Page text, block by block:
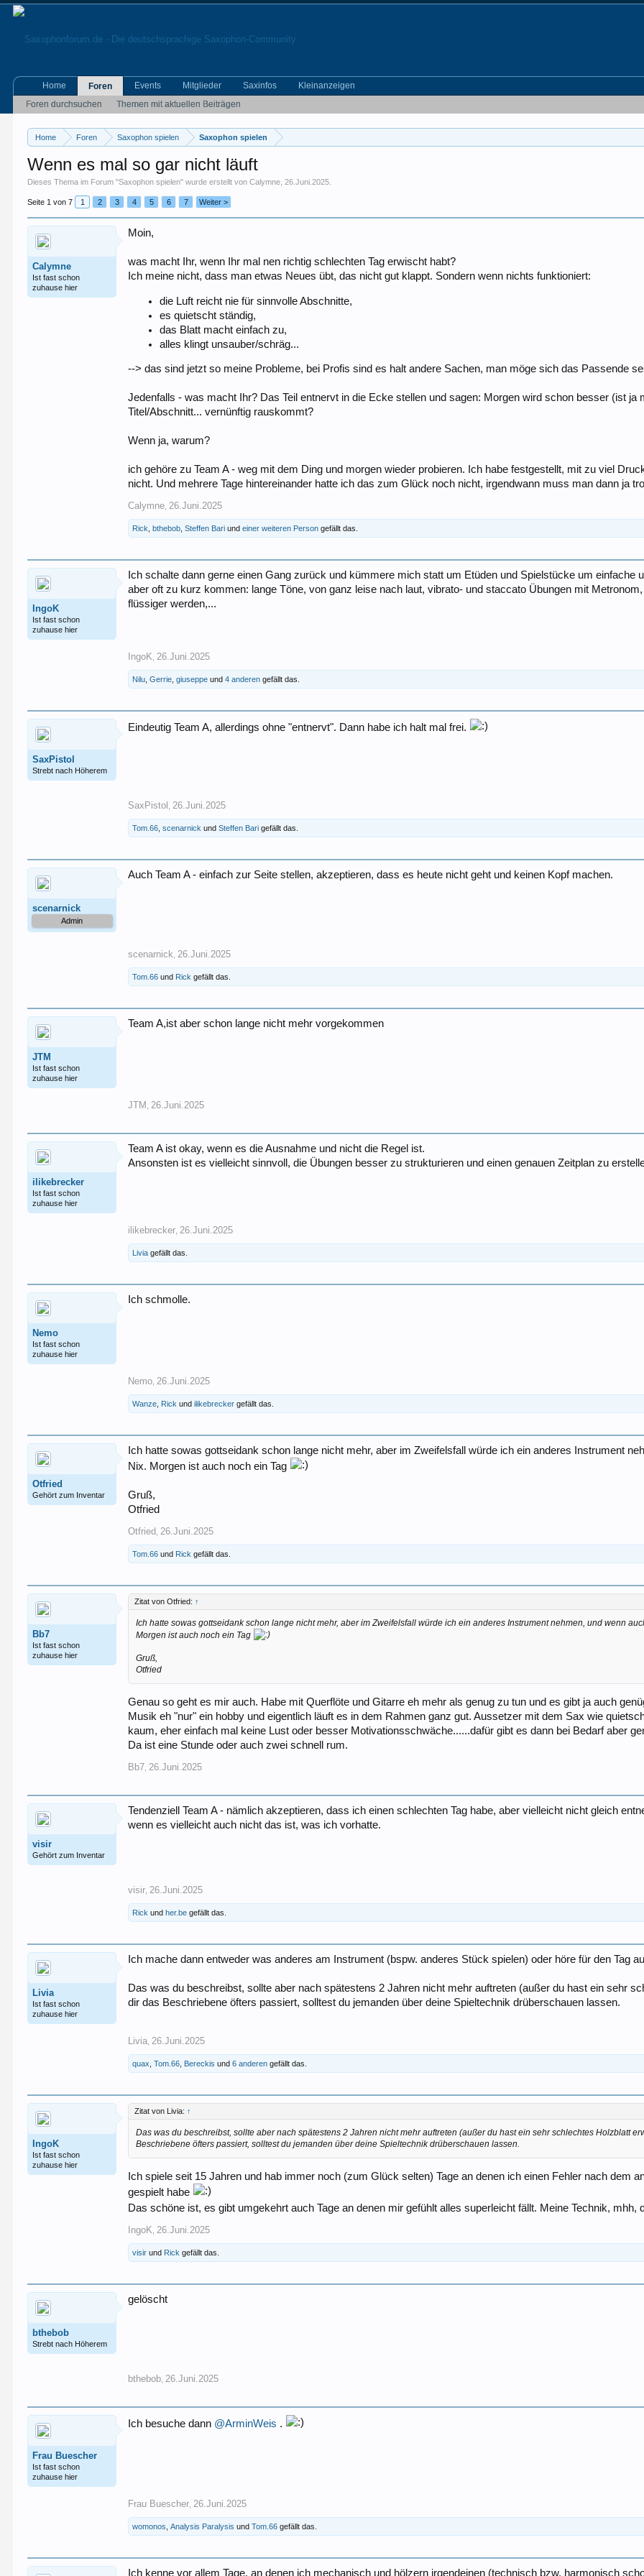
Home Foren Saxophon spielen Saxophon spielen
Wenn es mal so gar nicht läuft
Dieses Thema im Forum "Saxophon spielen" wurde erstellt vonCalymne ,26.Juni.2025
Seite 1 von 7 1 2 3 4 5 6 7 Weiter >
Calymne
Ist fast schon
zuhause hier
Moin,
was macht Ihr, wenn Ihr mal nen richtig schlechten Tag erwischt habt?
Ich meine nicht, dass man etwas Neues übt, das nicht gut klappt. Sondern wenn nichts funktioniert:
die Luft reicht nie für sinnvolle Abschnitte,
es quietscht ständig,
das Blatt macht einfach zu,
alles klingt unsauber/schräg...
--> das sind jetzt so meine Probleme, bei Profis sind es halt andere Sachen, man möge sich das Passende
Jedenfalls - was macht Ihr? Das Teil entnervt in die Ecke stellen und sagen: Morgen wird schon besser (ist
Titel/Abschnitt... vernünftig rauskommt?
Wenn ja, warum?
ich gehöre zu Team A - weg mit dem Ding und morgen wieder probieren. Ich habe festgestellt, mit zu viel
nicht. Und mehrere Tage hintereinander hatte ich das zum Glück noch nicht, irgendwann muss man dann ja
Calymne 26.Juni.2025
Rick bthebob ,Steffen Bari undeiner weiteren Person gefällt das.
IngoK
Ist fast schon
zuhause hier
Ich schalte dann gerne einen Gang zurück und kümmere mich statt um Etüden und Spielstücke um einfache
aber oft zu kurz kommen: lange Töne, von ganz leise nach laut, vibrato- und staccato Übungen mit
flüssiger werden,...
IngoK 26.Juni.2025
Nilu ,Gerrie ,giuseppe und4 anderen gefällt das.
SaxPistol
Strebt nach Höherem
Eindeutig Team A, allerdings ohne "entnervt". Dann habe ich halt mal frei.
SaxPistol 26.Juni.2025
Tom.66 ,scenarnick undSteffen Bari gefällt das.
scenarnick
Admin
Auch Team A - einfach zur Seite stellen, akzeptieren, dass es heute nicht geht und keinen Kopf machen.
scenarnick 26.Juni.2025
Tom.66 und Rick gefällt das.
JTM
Ist fast schon
zuhause hier
Team A,ist aber schon lange nicht mehr vorgekommen
JTM 26.Juni.2025
ilikebrecker
Ist fast schon
zuhause hier
Team A ist okay, wenn es die Ausnahme und nicht die Regel ist.
Ansonsten ist es vielleicht sinnvoll, die Übungen besser zu strukturieren und einen genauen Zeitplan zu
ilikebrecker 26.Juni.2025
Livia gefällt das.
Nemo
Ist fast schon
zuhause hier
Ich schmolle.
Nemo 26.Juni.2025
Wanze Rick undilikebrecker gefällt das.
Otfried
Gehört zum Inventar
Ich hatte sowas gottseidank schon lange nicht mehr, aber im Zweifelsfall würde ich ein anderes Instrument
Nix. Morgen ist auch noch ein Tag
Gruß,
Otfried
Otfried 26.Juni.2025
Tom.66 und Rick gefällt das.
Bb7
Ist fast schon
zuhause hier
Zitat von Otfried: ↑
Ich hatte sowas gottseidank schon lange nicht mehr, aber im Zweifelsfall würde ich ein anderes Instrument nehmen, und wenn
Morgen ist auch noch ein Tag
Gruß,
Otfried
Genau so geht es mir auch. Habe mit Querflöte und Gitarre eh mehr als genug zu tun und es gibt ja auch
Musik eh "nur" ein hobby und eigentlich läuft es in dem Rahmen ganz gut. Aussetzer mit dem Sax wie
kaum, eher einfach mal keine Lust oder besser Motivationsschwäche......dafür gibt es dann bei Bedarf aber
Da ist eine Stunde oder auch zwei schnell rum.
Bb7 26.Juni.2025
visir
Gehört zum Inventar
Tendenziell Team A - nämlich akzeptieren, dass ich einen schlechten Tag habe, aber vielleicht nicht gleich
wenn es vielleicht auch nicht das ist, was ich vorhatte.
visir 26.Juni.2025
Rick undher.be gefällt das.
Livia
Ist fast schon
zuhause hier
Ich mache dann entweder was anderes am Instrument (bspw. anderes Stück spielen) oder höre für den Tag
Das was du beschreibst, sollte aber nach spätestens 2 Jahren nicht mehr auftreten (außer du hast ein sehr
dir das Beschriebene öfters passiert, solltest du jemanden über deine Spieltechnik drüberschauen lassen.
Livia 26.Juni.2025
quax ,Tom.66 Bereckis und6 anderen gefällt das.
IngoK
Ist fast schon
zuhause hier
Zitat von Livia: ↑
Das was du beschreibst, sollte aber nach spätestens 2 Jahren nicht mehr auftreten (außer du hast ein sehr schlechtes Holzblatt
Beschriebene öfters passiert, solltest du jemanden über deine Spieltechnik drüberschauen lassen.
Ich spiele seit 15 Jahren und hab immer noch (zum Glück selten) Tage an denen ich einen Fehler nach dem
gespielt habe
Das schöne ist, es gibt umgekehrt auch Tage an denen mir gefühlt alles superleicht fällt. Meine Technik, mhh,
IngoK 26.Juni.2025
visir und Rick gefällt das.
bthebob
Strebt nach Höherem
gelöscht
bthebob 26.Juni.2025
Frau Buescher
Ist fast schon
zuhause hier
Ich besuche dann @ArminWeis .
Frau Buescher 26.Juni.2025
womonos ,Analysis Paralysis undTom.66 gefällt das.
Ich kenne vor allem Tage, an denen ich mechanisch und hölzern irgendeinen (technisch bzw. harmonisch
Home
Foren
Foren durchsuchen
Themen mit aktuellen Beiträgen
Events Mitglieder Saxinfos Kleinanzeigen